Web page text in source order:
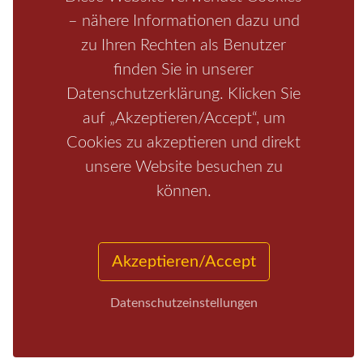
– nähere Informationen dazu und
zu Ihren Rechten als Benutzer
finden Sie in unserer
Datenschutzerklärung. Klicken Sie
auf „Akzeptieren/Accept“, um
Cookies zu akzeptieren und direkt
unsere Website besuchen zu
können.
Akzeptieren/Accept
Datenschutzeinstellungen
Region / Fragen+Antworten / Unterkunft / Aktivitäten
Kontakt / Impressum